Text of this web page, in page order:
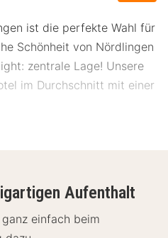
ist die perfekte Wahl für
Schönheit von Nördlingen
zentrale Lage! Unsere
im Durchschnitt mit einer
du:
200 Meter
Aufenthalt
einfach beim